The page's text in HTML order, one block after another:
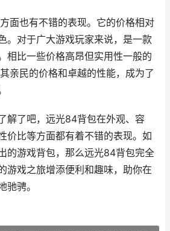
面也有不错的表现。它的价格相对
。对于广大游戏玩家来说，是一款
相比一些价格高昂但实用性一般的
亲民的价格和卓越的性能，成为了
解了吧，远光84背包在外观、容
价比等方面都有着不错的表现。如
的游戏背包，那么远光84背包完全
游戏之旅增添便利和趣味，助你在
驰骋。